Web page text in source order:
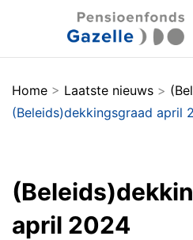
Home > Laatste nieuws >
(Beleids)dekkingsgraad april
april 2024